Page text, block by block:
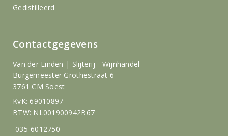
Gedistilleerd
Contactgegevens
Van der Linden | Slijterij - Wijnhandel
Burgemeester Grothestraat 6
3761 CM Soest
KvK: 69010897
BTW: NL001900942B67
035-6012750